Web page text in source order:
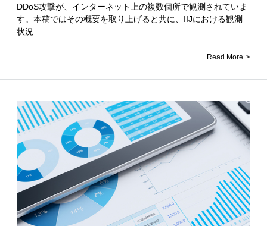
DDoS攻撃が、インターネット上の複数個所で観測されていま
す。本稿ではその概要を取り上げると共に、IIJにおける観測
状況…
Read More